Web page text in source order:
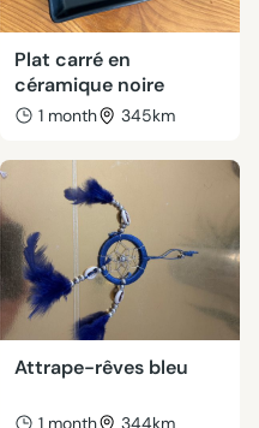
Plat carré en
céramique noire
1 month 345km
Attrape-rêves bleu
1 month 344km